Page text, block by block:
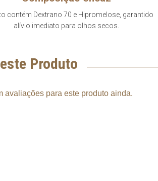
contém Dextrano 70 e Hipromelose, garantido
alívio imediato para olhos secos.
Produto
avaliações para este produto ainda.